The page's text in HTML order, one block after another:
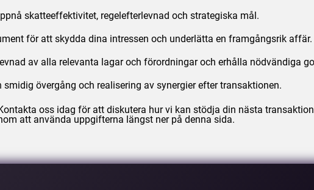
skatteeffektivitet, regelefterlevnad och strategiska mål.
för att skydda dina intressen och underlätta en framgångsrik affär.
av alla relevanta lagar och förordningar och erhålla nödvändiga
övergång och realisering av synergier efter transaktionen.
oss idag för att diskutera hur vi kan stödja din nästa
att använda uppgifterna längst ner på denna sida.